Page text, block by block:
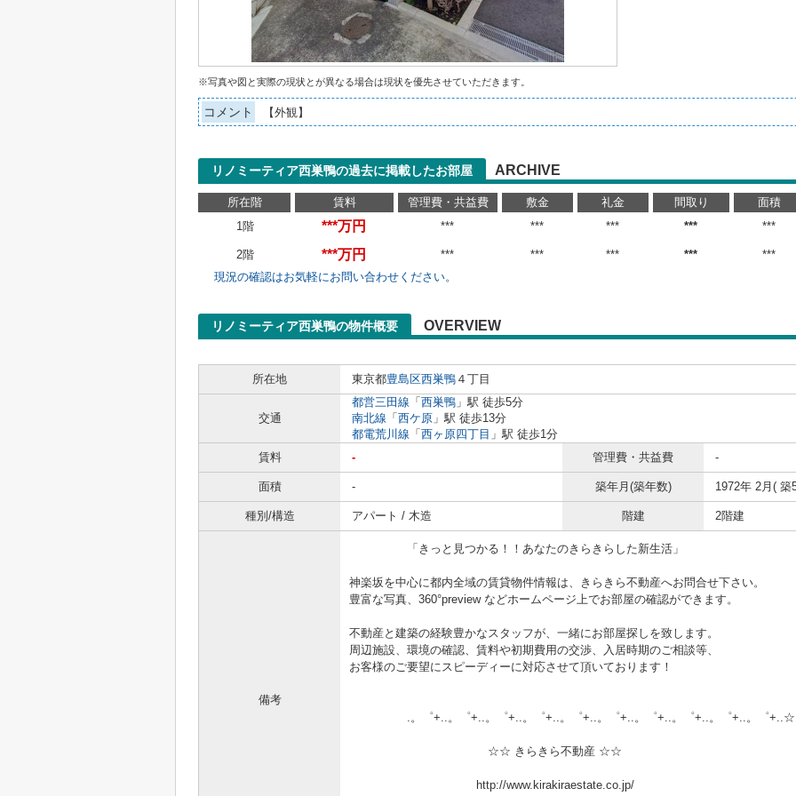
※写真や図と実際の現状とが異なる場合は現状を優先させていただきます。
コメント 【外観】
リノミーティア西巣鴨の過去に掲載したお部屋 ARCHIVE
所在階 賃料 管理費・共益費 敷金 礼金 間取り
面積
1階
***万円 *** *** *** *** ***
2階 ***万円 *** *** *** ***
***
現況の確認はお気軽にお問い合わせください。
リノミーティア西巣鴨の物件概要 OVERVIEW
所在地 東京都豊島区西巣鴨 ４丁目
交通
都営三田線 「 西巣鴨 」駅 徒歩5分
南北線 「 西ケ原 」駅 徒歩13分
都電荒川線 「 西ヶ原四丁目 」駅 徒歩1分
賃料
- 管理費・共益費 -
面積 - 築年月(築年数) 1972年 2月( 築
種別/構造 アパート / 木造 階建 2階建
備考
「きっと見つかる！！あなたのきらきらした新生活」
神楽坂を中心に都内全域の賃貸物件情報は、きらきら不動産へお問合せ下さい。
豊富な写真、360°preview などホームページ上でお部屋の確認ができます。
不動産と建築の経験豊かなスタッフが、一緒にお部屋探しを致します。
周辺施設、環境の確認、賃料や初期費用の交渉、入居時期のご相談等、
お客様のご要望にスピーディーに対応させて頂いております！
.。゜+..。゜+..。゜+..。゜+..。゜+..。゜+..。゜+..。゜+..。゜+..。゜+..☆
☆☆ きらきら不動産 ☆☆
http://www.kirakiraestate.co.jp/